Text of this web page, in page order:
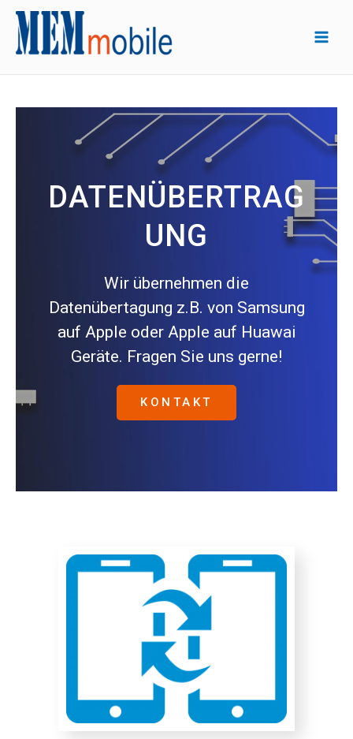
DATENÜBERTRAG
UNG
Wir übernehmen die
Datenübertagung z.B. von Samsung
auf Apple oder Apple auf Huawai
Geräte. Fragen Sie uns gerne!
KONTAKT